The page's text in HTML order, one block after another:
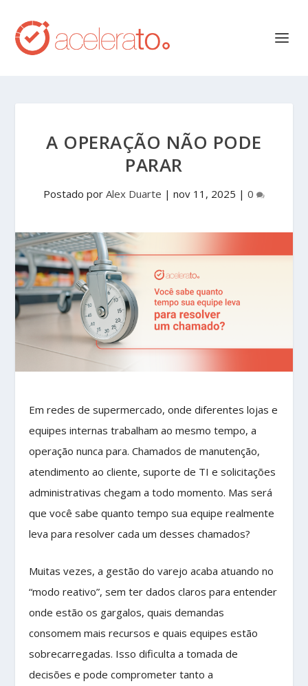
A OPERAÇÃO NÃO PODE
PARAR
Postado por Alex Duarte | nov 11, 2025 | 0
Em redes de supermercado, onde diferentes lojas e
equipes internas trabalham ao mesmo tempo, a
operação nunca para. Chamados de manutenção,
atendimento ao cliente, suporte de TI e solicitações
administrativas chegam a todo momento. Mas será
que você sabe quanto tempo sua equipe realmente
leva para resolver cada um desses chamados?
Muitas vezes, a gestão do varejo acaba atuando no
“modo reativo”, sem ter dados claros para entender
onde estão os gargalos, quais demandas
consomem mais recursos e quais equipes estão
sobrecarregadas. Isso dificulta a tomada de
decisões e pode comprometer tanto a